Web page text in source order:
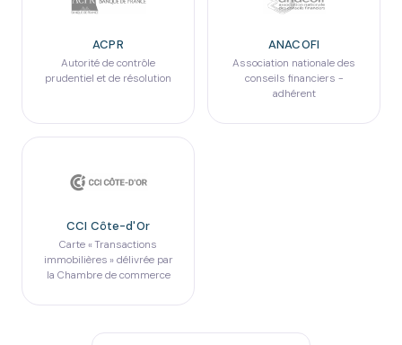
ACPR
Autorité de contrôle
prudentiel et de résolution
ANACOFI
Association nationale des
conseils financiers -
adhérent
CCI Côte-d'Or
Carte « Transactions
immobilières » délivrée par
la Chambre de commerce